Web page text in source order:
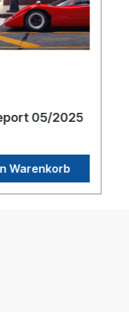
05/2025
Warenkorb